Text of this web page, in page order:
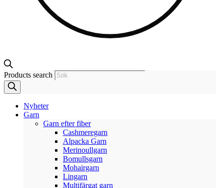
Products search
Nyheter
Garn
Garn efter fiber
Cashmeregarn
Alpacka Garn
Merinoullgarn
Bomullsgarn
Mohairgarn
Lingarn
Multifärgat garn